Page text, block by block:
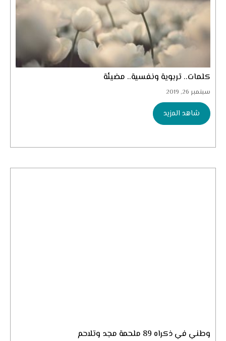
كلمات.. تربوية ونفسية.. مضيئة
سبتمبر 26, 2019
شاهد المزيد
وطني في ذكراه 89 ملحمة مجد وتلاحم